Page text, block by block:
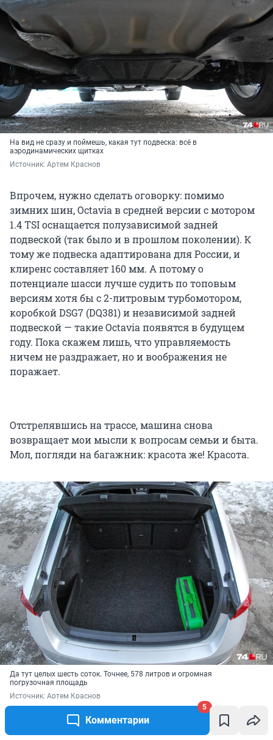
Комментарии
5
На вид не сразу и поймешь, какая тут подвеска: всё в
аэродинамических щитках
Источник: Артем Краснов
Впрочем, нужно сделать оговорку: помимо
зимних шин, Octavia в средней версии с мотором
1.4 TSI оснащается полузависимой задней
подвеской (так было и в прошлом поколении). К
тому же подвеска адаптирована для России, и
клиренс составляет 160 мм. А потому о
потенциале шасси лучше судить по топовым
версиям хотя бы с 2-литровым турбомотором,
коробкой DSG7 (DQ381) и независимой задней
подвеской — такие Octavia появятся в будущем
году. Пока скажем лишь, что управляемость
ничем не раздражает, но и воображения не
поражает.
Отстрелявшись на трассе, машина снова
возвращает мои мысли к вопросам семьи и быта.
Мол, погляди на багажник: красота же! Красота.
Да тут целых шесть соток. Точнее, 578 литров и огромная
погрузочная площадь
Источник: Артем Краснов
Будучи и без того рекордным для класса,